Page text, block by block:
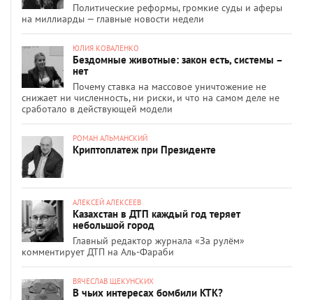
Политические реформы, громкие суды и аферы
на миллиарды — главные новости недели
ЮЛИЯ КОВАЛЕНКО
Бездомные животные: закон есть, системы –
нет
Почему ставка на массовое уничтожение не
снижает ни численность, ни риски, и что на самом деле не
сработало в действующей модели
РОМАН АЛЬМАНСКИЙ
Криптоплатеж при Президенте
АЛЕКСЕЙ АЛЕКСЕЕВ
Казахстан в ДТП каждый год теряет
небольшой город
Главный редактор журнала «За рулём»
комментирует ДТП на Аль-Фараби
ВЯЧЕСЛАВ ЩЕКУНСКИХ
В чьих интересах бомбили КТК?